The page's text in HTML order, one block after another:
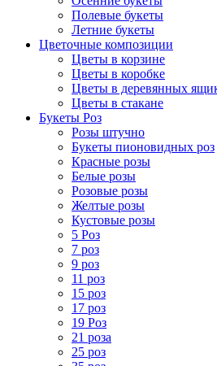
Полевые букеты
Летние букеты
Цветочные композиции
Цветы в корзине
Цветы в коробке
Цветы в деревянных
Цветы в стакане
Букеты Роз
Розы штучно
Букеты пионовидных роз
Красные розы
Белые розы
Розовые розы
Желтые розы
Кустовые розы
5 Роз
7 роз
9 роз
11 роз
15 роз
17 роз
19 Роз
21 роза
25 роз